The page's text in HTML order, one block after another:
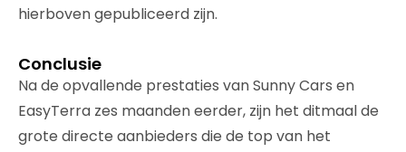
hierboven gepubliceerd zijn.
Conclusie
Na de opvallende prestaties van Sunny Cars en
EasyTerra zes maanden eerder, zijn het ditmaal de
grote directe aanbieders die de top van het